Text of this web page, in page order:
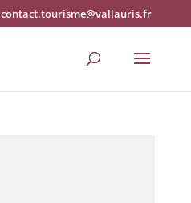
contact.tourisme@vallauris.fr